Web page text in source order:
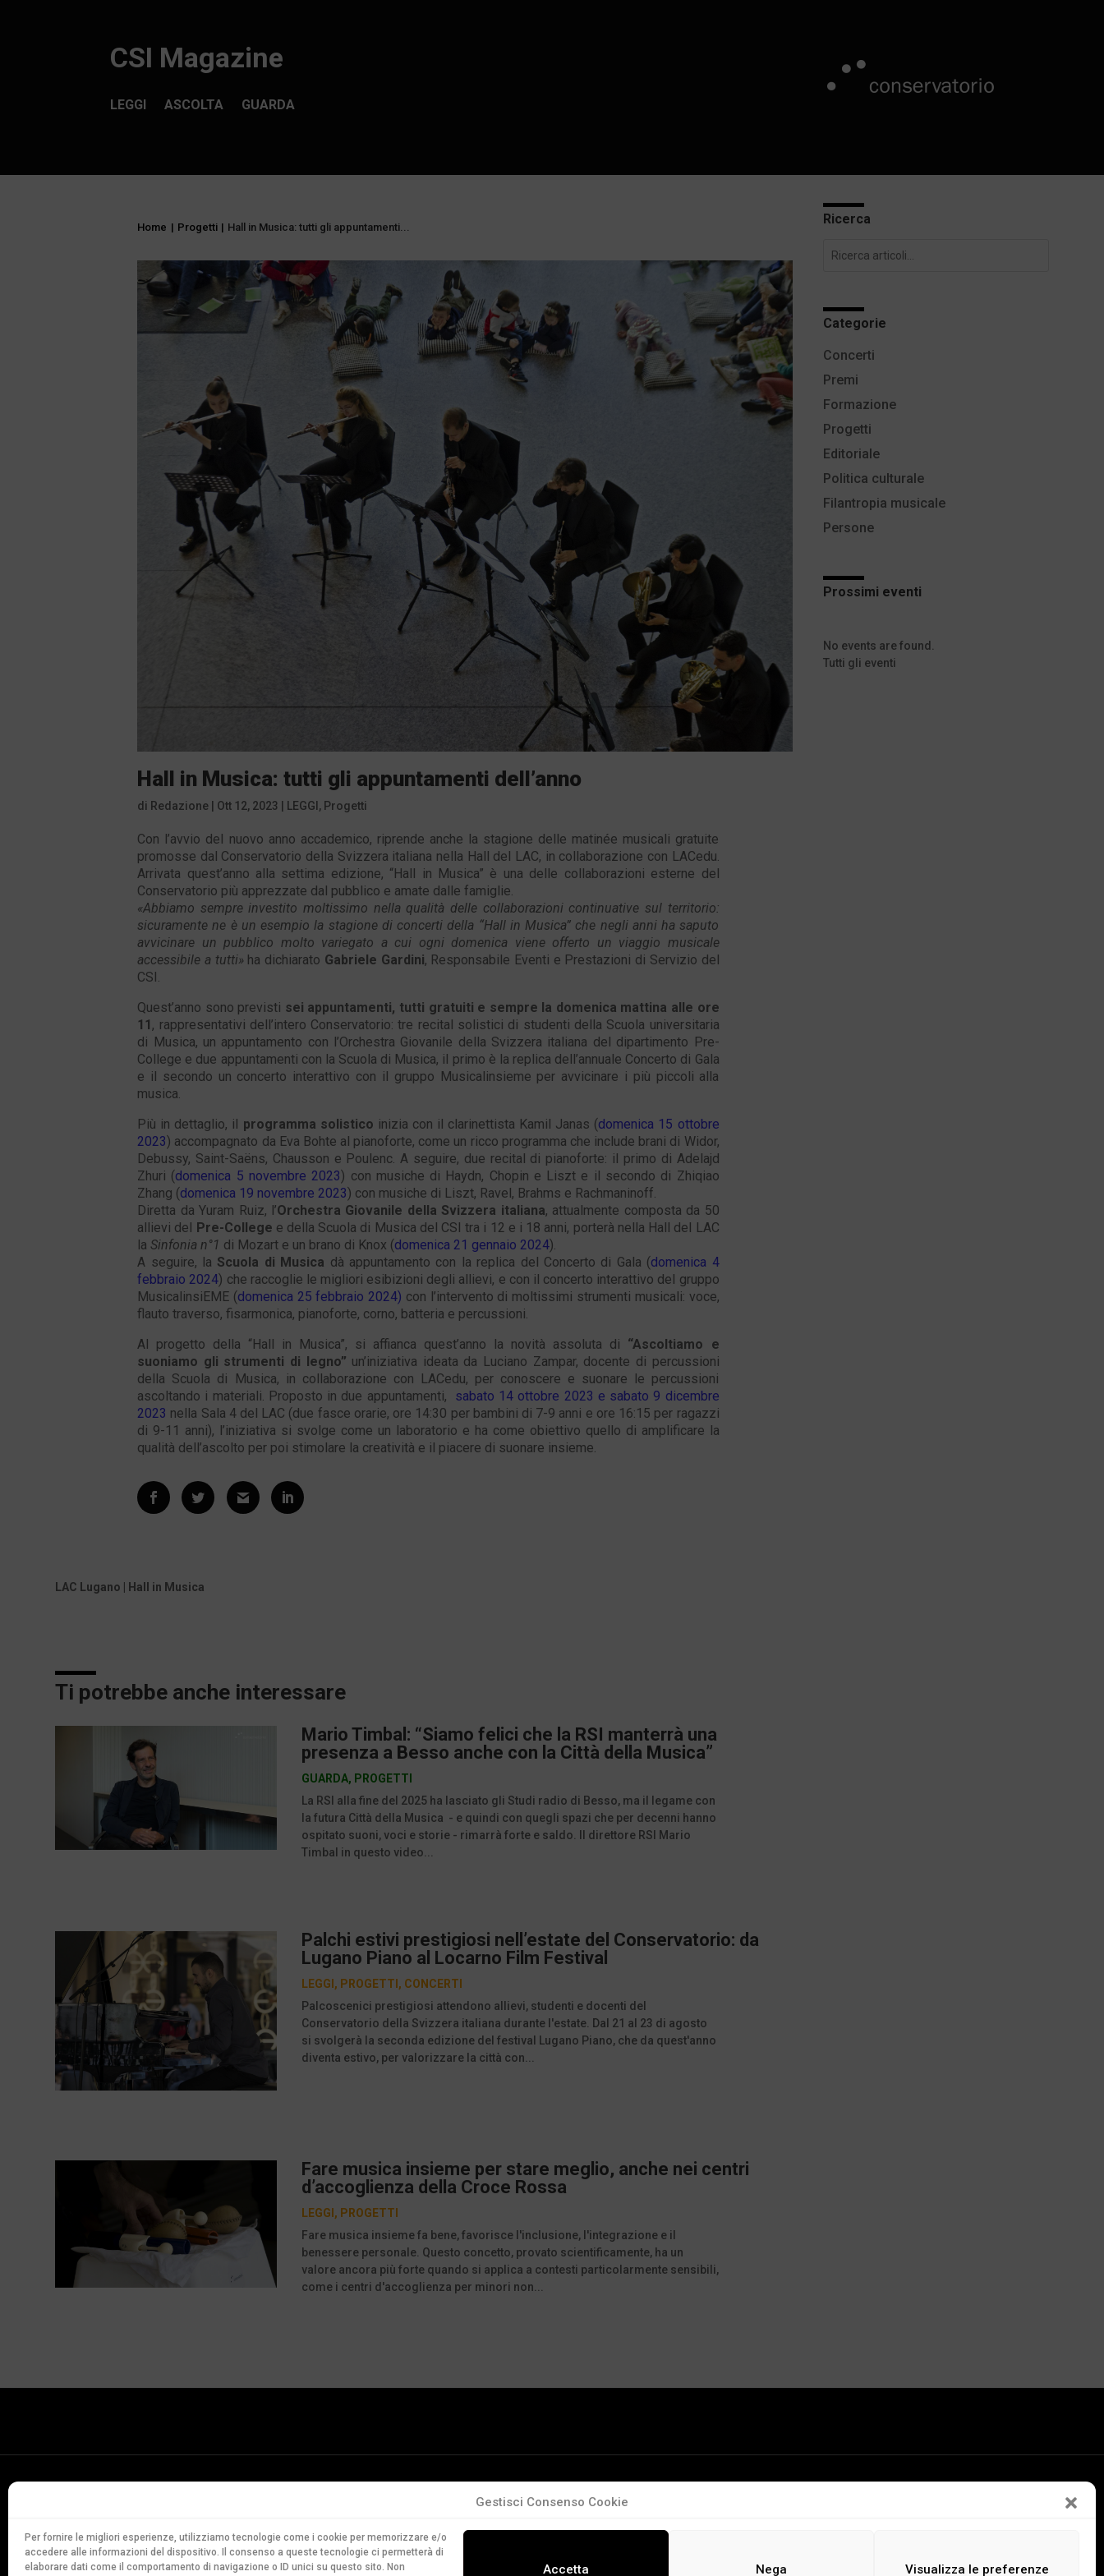
Gestisci Consenso Cookie
Per fornire le migliori esperienze, utilizziamo tecnologie come i cookie per memorizzare e/o
accedere alle informazioni del dispositivo. Il consenso a queste tecnologie ci permetterà di
elaborare dati come il comportamento di navigazione o ID unici su questo sito. Non
Accetta Nega Visualizza le preferenze
CSI Magazine
ASCOLTA GUARDA
LEGGI
Home | Progetti | Hall in Musica: tutti gli appuntamenti...
Hall in Musica: tutti gli appuntamenti dell’anno
di Redazione Ott 12, 2023 LEGGI , Progetti
Con l’avvio del nuovo anno accademico, riprende anche la stagione delle matinée musicali gratuite
promosse dal Conservatorio della Svizzera italiana nella Hall del LAC, in collaborazione con LACedu.
Arrivata quest’anno alla settima edizione, “Hall in Musica” è una delle collaborazioni esterne del
Conservatorio più apprezzate dal pubblico e amate dalle famiglie.
«Abbiamo sempre investito moltissimo nella qualità delle collaborazioni continuative sul territorio:
sicuramente ne è un esempio la stagione di concerti della “Hall in Musica” che negli anni ha saputo
avvicinare un pubblico molto variegato a cui ogni domenica viene offerto un viaggio musicale
accessibile a tutti» ha dichiarato Gabriele Gardini, Responsabile Eventi e Prestazioni di Servizio del
CSI.
Quest’anno sono previsti sei appuntamenti, tutti gratuiti e sempre la domenica mattina alle ore
11 , rappresentativi dell’intero Conservatorio: tre recital solistici di studenti della Scuola universitaria
di Musica, un appuntamento con l’Orchestra Giovanile della Svizzera italiana del dipartimento Pre-
College e due appuntamenti con la Scuola di Musica, il primo è la replica dell’annuale Concerto di Gala
e il secondo un concerto interattivo con il gruppo Musicalinsieme per avvicinare i più piccoli alla
musica.
Più in dettaglio, il programma solistico inizia con il clarinettista Kamil Janas (domenica 15 ottobre
2023) accompagnato da Eva Bohte al pianoforte, come un ricco programma che include brani di Widor,
Debussy, Saint-Saëns, Chausson e Poulenc. A seguire, due recital di pianoforte: il primo di Adelajd
Zhuri (domenica 5 novembre 2023) con musiche di Haydn, Chopin e Liszt e il secondo di Zhiqiao
Zhang (domenica 19 novembre 2023) con musiche di Liszt, Ravel, Brahms e Rachmaninoff.
Diretta da Yuram Ruiz, l’Orchestra Giovanile della Svizzera italiana, attualmente composta da 50
allievi del Pre-College e della Scuola di Musica del CSI tra i 12 e i 18 anni, porterà nella Hall del LAC
la Sinfonia n°1 di Mozart e un brano di Knox (domenica 21 gennaio 2024).
A seguire, la Scuola di Musica dà appuntamento con la replica del Concerto di Gala (domenica 4
febbraio 2024) che raccoglie le migliori esibizioni degli allievi, e con il concerto interattivo del gruppo
MusicalinsiEME (domenica 25 febbraio 2024) con l’intervento di moltissimi strumenti musicali: voce,
flauto traverso, fisarmonica, pianoforte, corno, batteria e percussioni.
Al progetto della “Hall in Musica”, si affianca quest’anno la novità assoluta di “Ascoltiamo e
suoniamo gli strumenti di legno” un’iniziativa ideata da Luciano Zampar, docente di percussioni
della Scuola di Musica, in collaborazione con LACedu, per conoscere e suonare le percussioni
ascoltando i materiali. Proposto in due appuntamenti, sabato 14 ottobre 2023 e sabato 9 dicembre
2023 nella Sala 4 del LAC (due fasce orarie, ore 14:30 per bambini di 7-9 anni e ore 16:15 per ragazzi
di 9-11 anni), l’iniziativa si svolge come un laboratorio e ha come obiettivo quello di amplificare la
qualità dell’ascolto per poi stimolare la creatività e il piacere di suonare insieme.
LAC Lugano | Hall in Musica
Ti potrebbe anche interessare
Mario Timbal: “Siamo felici che la RSI manterrà una
presenza a Besso anche con la Città della Musica”
GUARDA, PROGETTI
La RSI alla fine del 2025 ha lasciato gli Studi radio di Besso, ma il legame con
la futura Città della Musica - e quindi con quegli spazi che per decenni hanno
ospitato suoni, voci e storie - rimarrà forte e saldo. Il direttore RSI Mario
Timbal in questo video...
Palchi estivi prestigiosi nell’estate del Conservatorio: da
Lugano Piano al Locarno Film Festival
LEGGI , PROGETTI , CONCERTI
Palcoscenici prestigiosi attendono allievi, studenti e docenti del
Conservatorio della Svizzera italiana durante l'estate. Dal 21 al 23 di agosto
si svolgerà la seconda edizione del festival Lugano Piano, che da quest'anno
diventa estivo, per valorizzare la città con...
Fare musica insieme per stare meglio, anche nei centri
d’accoglienza della Croce Rossa
LEGGI , PROGETTI
Fare musica insieme fa bene, favorisce l'inclusione, l'integrazione e il
benessere personale. Questo concetto, provato scientificamente, ha un
valore ancora più forte quando si applica a contesti particolarmente sensibili,
come i centri d'accoglienza per minori non...
Ricerca
Categorie
Editoriale
Persone
Progetti
Premi
Politica culturale
Filantropia musicale
Formazione
Concerti
Prossimi eventi
No events are found.
Tutti gli eventi
Via Soldino 9
CH-6900 Lugano
T. +41 91 960 30 40